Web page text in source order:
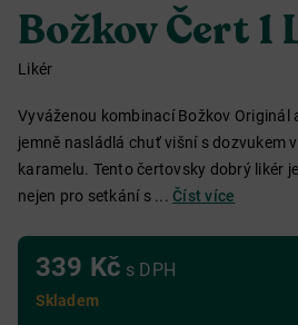
Božkov Čert 1
Likér
Vyváženou kombinací Božkov Originál
jemně nasládlá chuť višní s dozvukem
karamelu. Tento čertovsky dobrý likér
nejen pro setkání s ... Číst více
339 Kč s DPH
Skladem